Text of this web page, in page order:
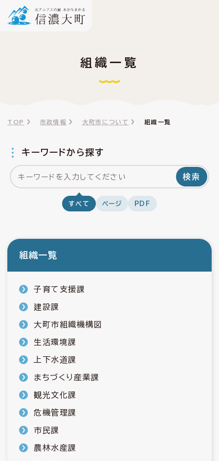
組織一覧
TOP 市政情報 大町市について 組織一覧
キーワードから探す
検索
すべて ページ PDF
組織一覧
子育て支援課
建設課
大町市組織機構図
生活環境課
上下水道課
まちづくり産業課
観光文化課
危機管理課
市民課
農林水産課